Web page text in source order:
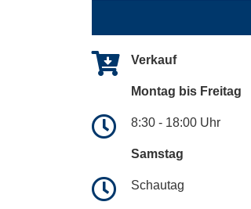
Verkauf
Montag bis Freitag
8:30 - 18:00 Uhr
Samstag
Schautag